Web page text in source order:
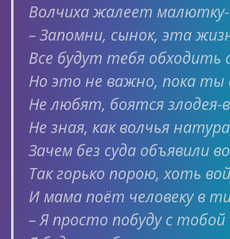
Волчиха жалеет малютку-
– Запомни, сынок, эта
Все будут тебя обходить
Но это не важно, пока ты
Не любят, боятся злодея-
Не зная, как волчья
Зачем без суда объявили
Так горько порою, хоть
И мама поёт человеку в
– Я просто побуду с